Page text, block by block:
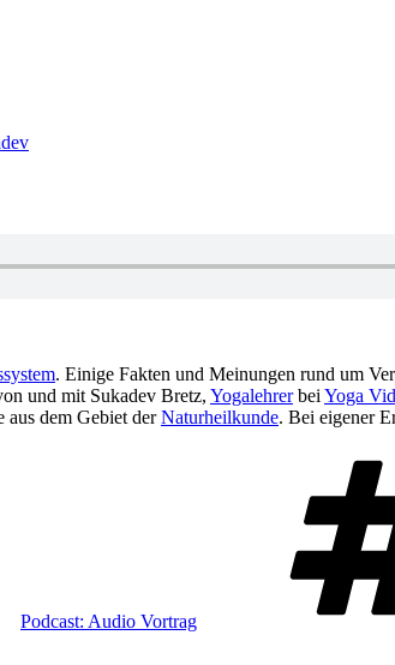
. Einige Fakten und Meinungen rund um
und mit Sukadev Bretz, Yogalehrerbei Yoga
aus dem Gebiet derNaturheilkunde. Bei eigener
Podcast: Audio Vortrag